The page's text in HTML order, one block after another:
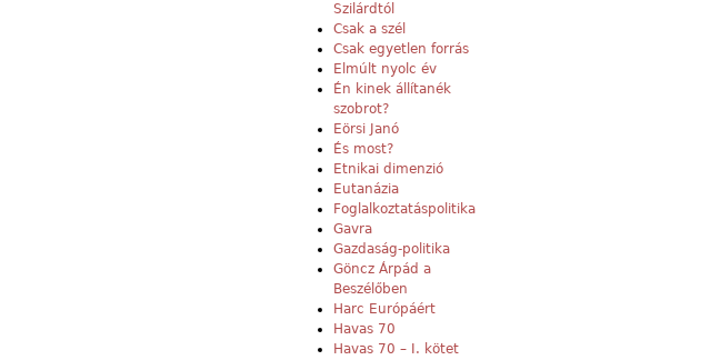
Szilárdtól
Csak a szél
Csak egyetlen forrás
Elmúlt nyolc év
Én kinek állítanék
szobrot?
Eörsi Janó
És most?
Etnikai dimenzió
Eutanázia
Foglalkoztatáspolitika
Gavra
Gazdaság-politika
Göncz Árpád a
Beszélőben
Harc Európáért
Havas 70
Havas 70 – I. kötet